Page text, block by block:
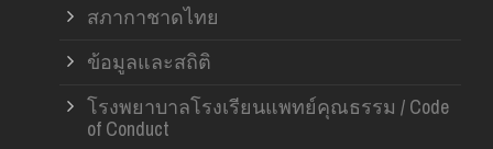
สภากาชาดไทย
ข้อมูลและสถิติ
โรงพยาบาลโรงเรียนแพทย์คุณธรรม / Code
of Conduct